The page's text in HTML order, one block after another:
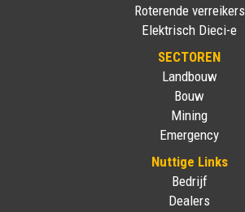
Roterende verreikers
Elektrisch Dieci-e
SECTOREN
Landbouw
Bouw
Mining
Emergency
Nuttige Links
Bedrijf
Dealers